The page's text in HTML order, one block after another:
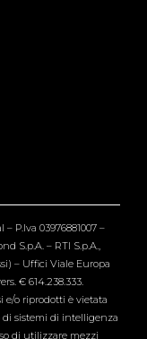
P.Iva 03976881007 –
S.p.A. – RTI S.p.A.,
– Uffici Viale Europa
€ 614.238.333.
e/o riprodotti è vietata
sistemi di intelligenza
di utilizzare mezzi